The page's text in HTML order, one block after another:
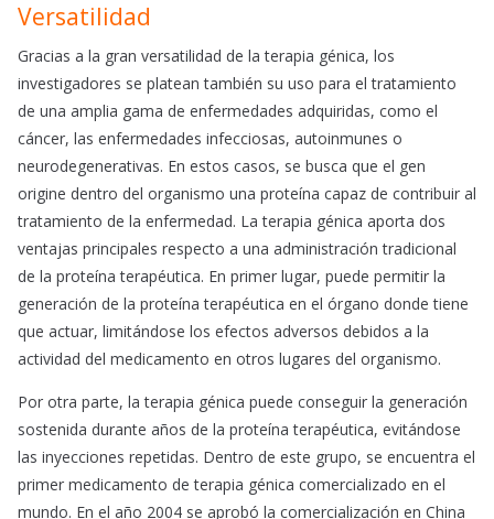
Versatilidad
Gracias a la gran versatilidad de la terapia génica, los
investigadores se platean también su uso para el tratamiento
de una amplia gama de enfermedades adquiridas, como el
cáncer, las enfermedades infecciosas, autoinmunes o
neurodegenerativas. En estos casos, se busca que el gen
origine dentro del organismo una proteína capaz de contribuir al
tratamiento de la enfermedad. La terapia génica aporta dos
ventajas principales respecto a una administración tradicional
de la proteína terapéutica. En primer lugar, puede permitir la
generación de la proteína terapéutica en el órgano donde tiene
que actuar, limitándose los efectos adversos debidos a la
actividad del medicamento en otros lugares del organismo.
Por otra parte, la terapia génica puede conseguir la generación
sostenida durante años de la proteína terapéutica, evitándose
las inyecciones repetidas. Dentro de este grupo, se encuentra el
primer medicamento de terapia génica comercializado en el
mundo. En el año 2004 se aprobó la comercialización en China